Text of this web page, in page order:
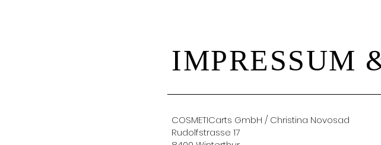
IMPRESSUM
COSMETICarts GmbH / Christina Novosad
Rudolfstrasse 17